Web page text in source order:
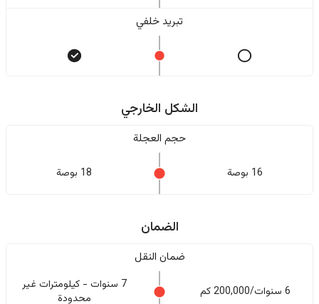
تبريد خلفي
الشكل الخارجي
حجم العجلة
16 بوصة 18 بوصة
الضمان
ضمان النقل
6 سنوات/200,000 كم
7 سنوات - كيلومترات غير
محدودة